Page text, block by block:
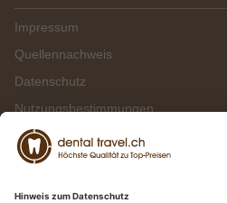
Impressum
Quellennachweis
Datenschutz
Nutzungsbestimmungen
Presse & TV
RTL: Zahnbehandlung Ungarn
Kundenmagazin